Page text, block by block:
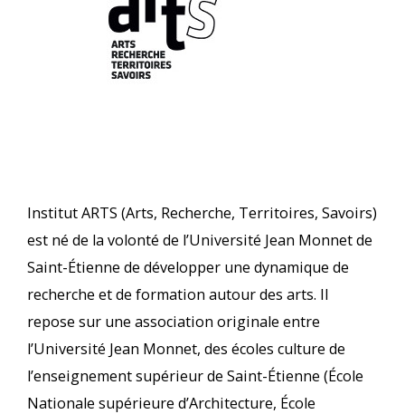
Institut ARTS (Arts, Recherche, Territoires, Savoirs)
est né de la volonté de l’Université Jean Monnet de
Saint-Étienne de développer une dynamique de
recherche et de formation autour des arts. Il
repose sur une association originale entre
l’Université Jean Monnet, des écoles culture de
l’enseignement supérieur de Saint-Étienne (École
Nationale supérieure d’Architecture, École